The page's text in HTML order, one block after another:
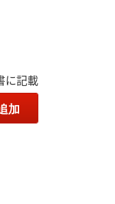
に記載
加